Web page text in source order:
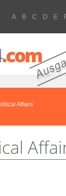
A B C D E
Affairs